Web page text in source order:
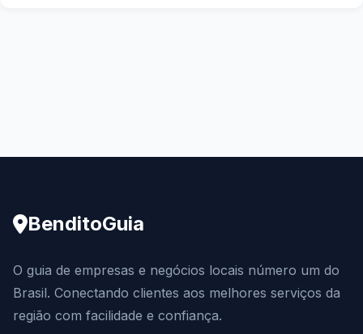
BenditoGuia
O guia de empresas e negócios locais número um do
Brasil. Conectando clientes aos melhores serviços da
região com facilidade e confiança.